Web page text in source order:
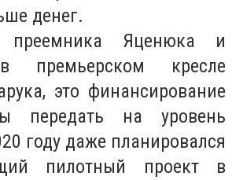
денег.
Яценюка и
премьерском кресле
это финансирование
передать на уровень
году даже планировался
пилотный проект в